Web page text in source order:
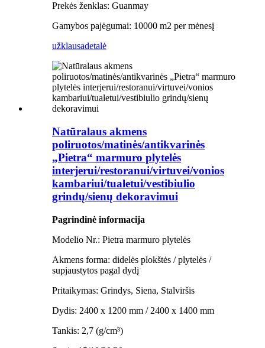
Prekės ženklas: Guanmay
Gamybos pajėgumai: 10000 m2 per mėnesį
užklausadetalė
Natūralaus akmens
poliruotos/matinės/antikvarinės
„Pietra“ marmuro plytelės
interjerui/restoranui/virtuvei/vonios
kambariui/tualetui/vestibiulio
grindų/sienų dekoravimui
Pagrindinė informacija
Modelio Nr.: Pietra marmuro plytelės
Akmens forma: didelės plokštės / plytelės /
supjaustytos pagal dydį
Pritaikymas: Grindys, Siena, Stalviršis
Dydis: 2400 x 1200 mm / 2400 x 1400 mm
Tankis: 2,7 (g/cm³)